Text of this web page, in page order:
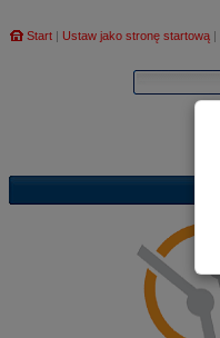
Start | Ustaw jako stronę startową |